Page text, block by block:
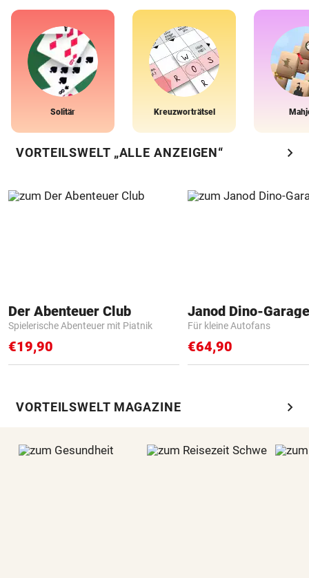
Solitär Kreuzworträtsel
VORTEILSWELT „ALLE ANZEIGEN“ chevron_right
Der Abenteuer Club
Spielerische Abenteuer mit Piatnik
€19,90
Janod Dino-Garage
Für kleine Autofans
€64,90
VORTEILSWELT MAGAZINE chevron_right